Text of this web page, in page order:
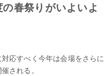
春祭りがいよいよ
応すべく今年は会場をさらに
される。